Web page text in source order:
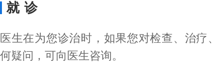
就诊
医生在为您诊治时，如果您对检查、治疗
何疑问，可向医生咨询。